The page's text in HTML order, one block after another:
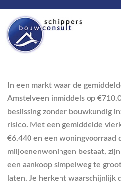
In een markt waar de
Amstelveen inmiddels op
beslissing zonder bouwkundig
risico. Met een gemiddelde
€6.440 en een woningvoorraad
miljoenenwoningen bestaat,
een aankoop simpelweg te
laten. Je herkent waarschijnlijk